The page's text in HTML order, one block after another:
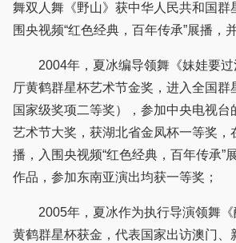
舞双人舞《野山》获中华人民共和国群
围央视频“红色经典，百年传承”展播，
2004年，夏冰编导领舞《妹娃要过
厅黄鹤群星杯艺术节金奖，进入全国群
国家级奖项二等奖），参加中央电视台
艺术节大奖，获湖北省金凤杯一等奖，
播，入围央视频“红色经典，百年传承”
作品，参加东南亚演出均获一等奖；
2005年，夏冰作为执行导演领舞《
黄鹤群星杯获金，代表国家出访澳门、